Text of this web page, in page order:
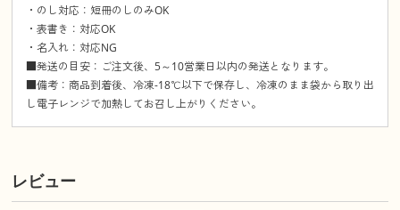
・のし対応：短冊のしのみOK
・表書き：対応OK
・名入れ：対応NG
■発送の目安：ご注文後、5～10営業日以内の発送となります。
■備考：商品到着後、冷凍-18℃以下で保存し、冷凍のまま袋から取り出
し電子レンジで加熱してお召し上がりください。
レビュー